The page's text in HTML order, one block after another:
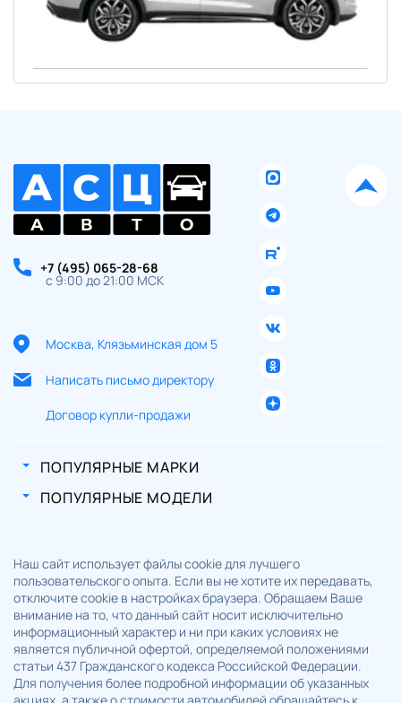
Ваше имя:
Оставить заявку
Отправляя данную форму Вы даете
персональных данных
+7 (495) 065-28-68
с 9:00 до 21:00 МСК
Москва, Клязьминская дом 5
Написать письмо директору
Договор купли-продажи
ПОПУЛЯРНЫЕ МАРКИ
ПОПУЛЯРНЫЕ МОДЕЛИ
Наш сайт использует файлы cookie для лучшего
пользовательского опыта. Если вы не хотите их передавать,
отключите cookie в настройках браузера. Обращаем Ваше
внимание на то, что данный сайт носит исключительно
информационный характер и ни при каких условиях не
является публичной офертой, определяемой положениями
статьи 437 Гражданского кодекса Российской Федерации.
Для получения более подробной информации об указанных